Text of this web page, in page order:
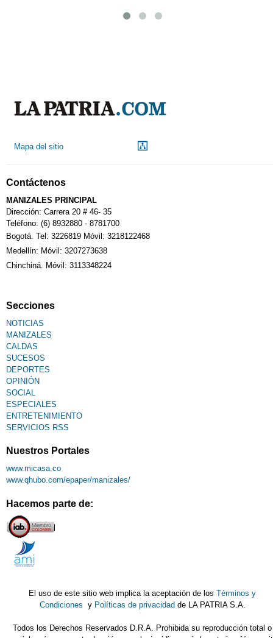
Mapa del sitio
Contáctenos
MANIZALES PRINCIPAL
Dirección: Carrera 20 # 46- 35
Teléfono: (6) 8932880 - 8781700
Bogotá. Tel: 3226819 Móvil: 3218122468
Medellín: Móvil: 3207273638
Chinchiná. Móvil: 3113348224
Secciones
NOTICIAS
MANIZALES
CALDAS
SUCESOS
DEPORTES
OPINIÓN
SOCIAL
ESPECIALES
ENTRETENIMIENTO
SERVICIOS RSS
Nuestros Portales
www.micasa.co
www.qhubo.com/epaper/manizales/
Hacemos parte de:
El uso de este sitio web implica la aceptación de losTérminos y
Condiciones y Políticas de privacidad de LA PATRIA S.A.
Todos los Derechos Reservados D.R.A. Prohibida su reproducción total o